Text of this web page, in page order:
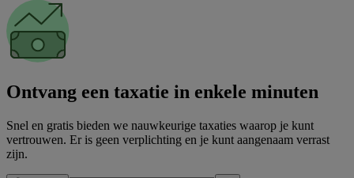
Ontvang een taxatie in enkele minuten
Snel en gratis bieden we nauwkeurige taxaties waarop je kunt
vertrouwen. Er is geen verplichting en je kunt aangenaam verrast
zijn.